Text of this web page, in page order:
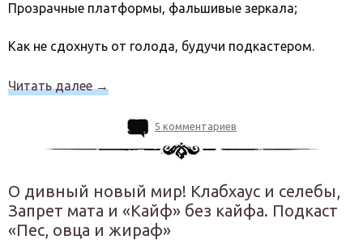
Прозрачные платформы, фальшивые зеркала;
Как не сдохнуть от голода, будучи подкастером.
Читать далее→
5 комментариев
О дивный новый мир! Клабхаус и селебы,
Запрет мата и «Кайф» без кайфа. Подкаст
«Пес, овца и жираф»